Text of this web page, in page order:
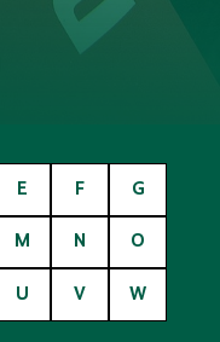
E F G
M N O
U V W